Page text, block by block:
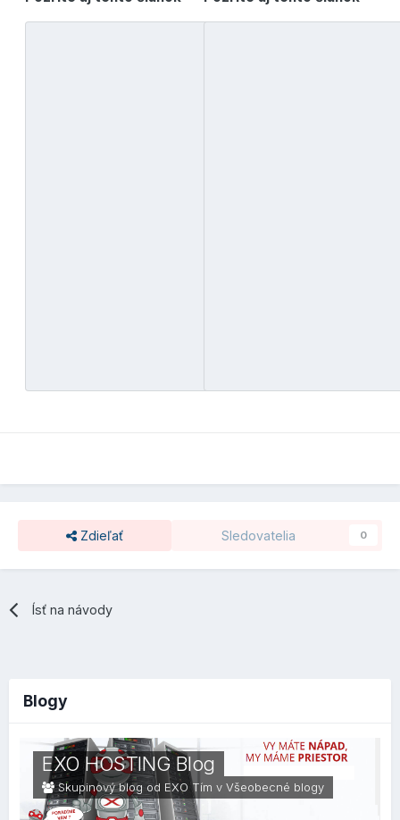
Zdieľať Sledovatelia 0
Ísť na návody
Blogy
EXO HOSTING Blog
Skupinový blog od EXO Tím v Všeobecné blogy